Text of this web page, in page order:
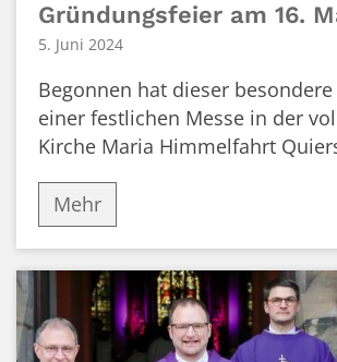
Gründungsfeier am 16.
5. Juni 2024
Begonnen hat dieser
einer festlichen Messe in der
Kirche Maria Himmelfahrt
Mehr